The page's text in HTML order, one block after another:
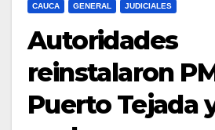
CAUCA GENERAL JUDICIALES
Autoridades
reinstalaron
Puerto Tejada